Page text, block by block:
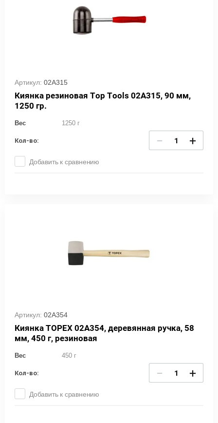
Артикул: 02A315
Киянка резиновая Top Tools 02A315, 90 мм,
1250 гр.
Вес 1250 г
Кол-во: − +
Добавить к сравнению
Артикул: 02A354
Киянка TOPEX 02A354, деревянная ручка, 58
мм, 450 г, резиновая
Вес 450 г
Кол-во: − +
Добавить к сравнению